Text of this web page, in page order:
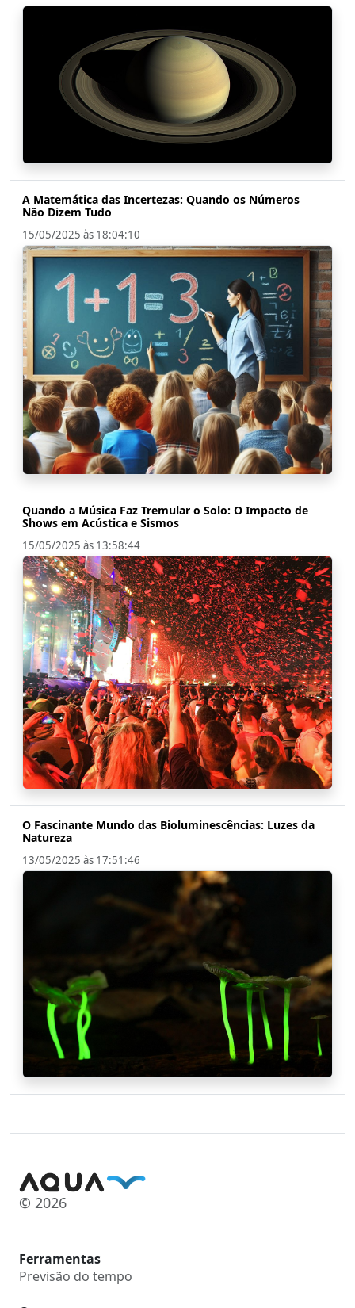
A Matemática das Incertezas: Quando os Números
Não Dizem Tudo
15/05/2025 às 18:04:10
Quando a Música Faz Tremular o Solo: O Impacto de
Shows em Acústica e Sismos
15/05/2025 às 13:58:44
O Fascinante Mundo das Bioluminescências: Luzes da
Natureza
13/05/2025 às 17:51:46
© 2026
Ferramentas
Previsão do tempo